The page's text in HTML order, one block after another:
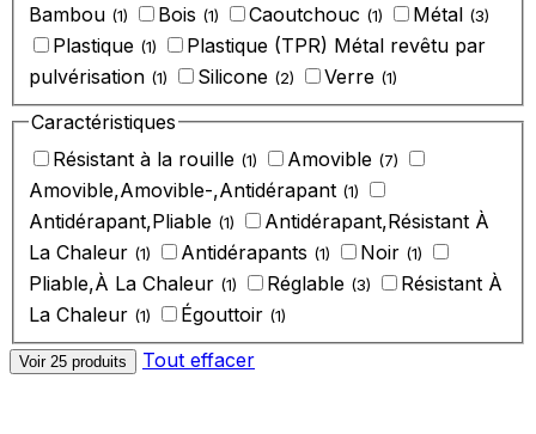
‎Bambou (1) ‎Bois (1) ‎Caoutchouc (1) ‎Métal (3)
‎Plastique (1)
‎Plastique (TPR) Métal revêtu par
pulvérisation (1) ‎Silicone (2) ‎Verre (1)
Caractéristiques
Résistant à la rouille (1) ‎Amovible (7)
‎Amovible,Amovible-,Antidérapant (1)
‎Antidérapant,Pliable (1)
‎Antidérapant,Résistant À
La Chaleur (1) ‎Antidérapants (1) ‎Noir (1)
‎Pliable,À La Chaleur (1) ‎Réglable (3)
‎Résistant À
La Chaleur (1) ‎Égouttoir (1)
Voir 25 produits Tout effacer